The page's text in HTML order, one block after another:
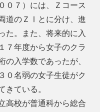
０７）には、Ｚコース
道のＺⅠとに分け、進
た。また、将来的に入
７年度から女子のクラ
の入学数であったが、
０名弱の女子生徒がク
きている。
高校が普通科から総合